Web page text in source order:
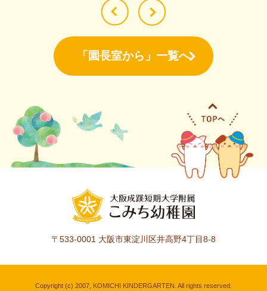
「園長室から」一覧へ
〒533-0001 大阪市東淀川区井高野4丁目8-8
Copyright (c) 2007, KOMICHI KINDERGARTEN. All rights reserved.